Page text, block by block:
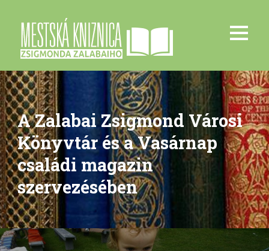
A Zalabai Zsigmond Városi
Könyvtár és a Vasárnap
családi magazin
szervezésében